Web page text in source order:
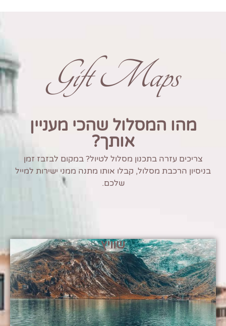
Gift Maps
מהו המסלול שהכי מעניין
אותך?
צריכים עזרה בתכנון מסלול לטיול? במקום לבזבז זמן
בניסיון הרכבת מסלול, קבלו אותו מתנה ממני ישירות למייל
שלכם.
שוויץ